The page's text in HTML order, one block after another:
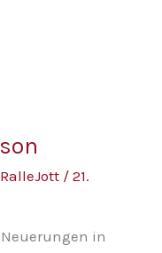
RalleJott / 21.
in